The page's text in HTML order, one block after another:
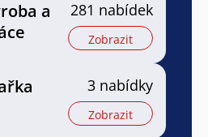
a
281 nabídek
Zobrazit
3 nabídky
Zobrazit